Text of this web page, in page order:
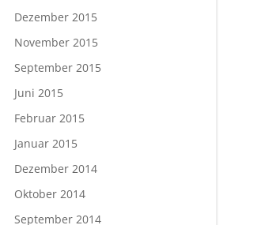
Dezember 2015
November 2015
September 2015
Juni 2015
Februar 2015
Januar 2015
Dezember 2014
Oktober 2014
September 2014